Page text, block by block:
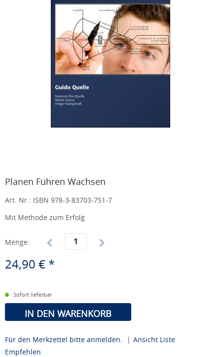
Planen Führen Wachsen
Art. Nr.: ISBN 978-3-83703-751-7
Mit Methode zum Erfolg
Menge:
24,90 € *
Sofort lieferbar
IN DEN WARENKORB
Für den Merkzettel bitte anmelden. | Ansicht Liste
Empfehlen